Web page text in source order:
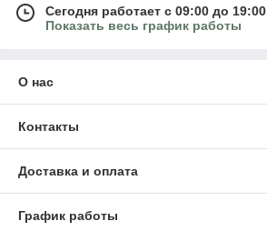
Сегодня работает с 09:00 до 19:00
Показать весь график работы
О нас
Контакты
Доставка и оплата
График работы